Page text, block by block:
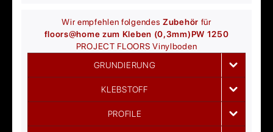
Wir empfehlen folgendesZubehör für
floors@home zum Kleben (0,3mm)PW 1250
PROJECT FLOORS Vinylboden
GRUNDIERUNG
KLEBSTOFF
PROFILE